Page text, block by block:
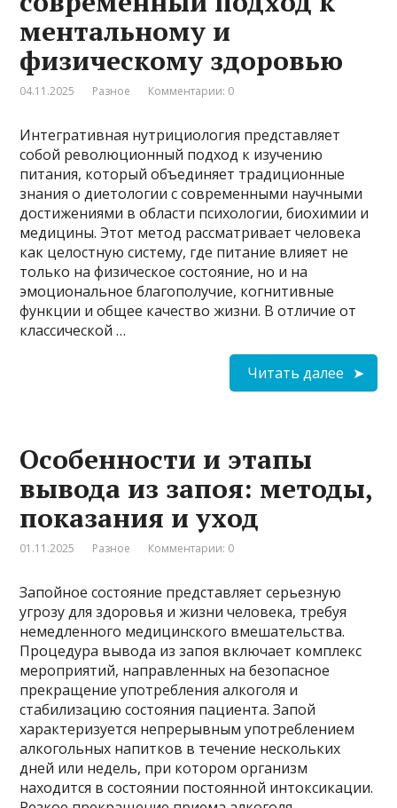
ментальному и
физическому здоровью
04.11.2025 Разное Комментарии: 0
Интегративная нутрициология представляет
собой революционный подход к изучению
питания, который объединяет традиционные
знания о диетологии с современными научными
достижениями в области психологии, биохимии и
медицины. Этот метод рассматривает человека
как целостную систему, где питание влияет не
только на физическое состояние, но и на
эмоциональное благополучие, когнитивные
функции и общее качество жизни. В отличие от
классической …
Читать далее
Особенности и этапы
вывода из запоя: методы,
показания и уход
01.11.2025 Разное Комментарии: 0
Запойное состояние представляет серьезную
угрозу для здоровья и жизни человека, требуя
немедленного медицинского вмешательства.
Процедура вывода из запоя включает комплекс
мероприятий, направленных на безопасное
прекращение употребления алкоголя и
стабилизацию состояния пациента. Запой
характеризуется непрерывным употреблением
алкогольных напитков в течение нескольких
дней или недель, при котором организм
находится в состоянии постоянной интоксикации.